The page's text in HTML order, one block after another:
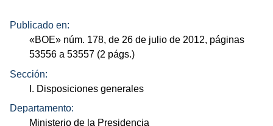
Publicado en:
«BOE» núm. 178, de 26 de julio de 2012, páginas
53556 a 53557 (2 págs.)
Sección:
I. Disposiciones generales
Departamento:
Ministerio de la Presidencia